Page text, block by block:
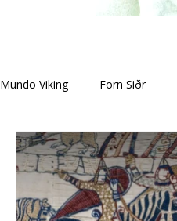
Mundo Viking Forn Siðr